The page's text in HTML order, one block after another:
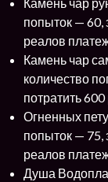
попыток — 60,
реалов
Камень чар
количество
потратить
Огненных
попыток — 75,
реалов
Душа